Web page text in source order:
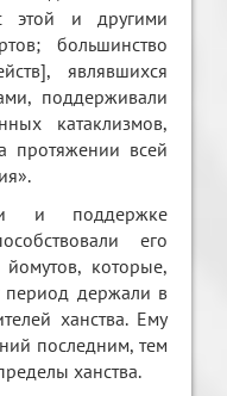
этой и другими
большинство
являвшихся
поддерживали
катаклизмов,
протяжении всей
и поддержке
его
которые,
период держали в
ханства. Ему
последним, тем
ханства.